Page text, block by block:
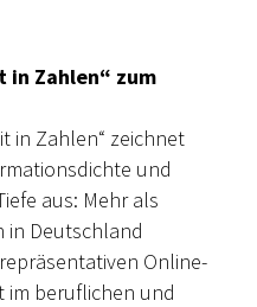
in Zahlen“ zum
in Zahlen“ zeichnet
und
aus: Mehr als
in Deutschland
Online-
im beruflichen und